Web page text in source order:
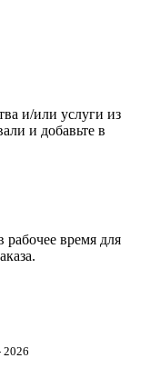
и/или услуги из
и добавьте в
время для
2026